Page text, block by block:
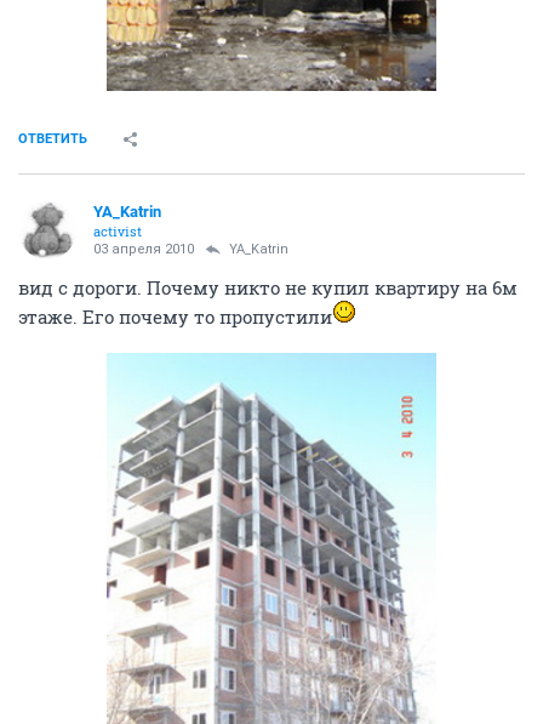
ОТВЕТИТЬ
YA_Katrin
activist
03 апреля 2010 YA_Katrin
вид с дороги. Почему никто не купил квартиру на 6м
этаже. Его почему то пропустили